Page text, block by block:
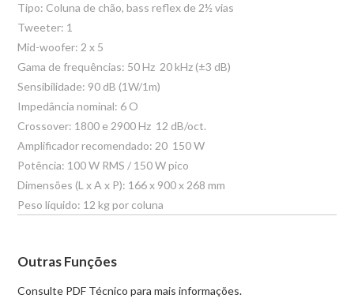
Tipo: Coluna de chão, bass reflex de 2½ vias
Tweeter: 1
Mid-woofer: 2 x 5
Gama de frequências: 50 Hz  20 kHz (±3 dB)
Sensibilidade: 90 dB (1W/1m)
Impedância nominal: 6 O
Crossover: 1800 e 2900 Hz  12 dB/oct.
Amplificador recomendado: 20  150 W
Potência: 100 W RMS / 150 W pico
Dimensões (L x A x P): 166 x 900 x 268 mm
Peso líquido: 12 kg por coluna
Outras Funções
Consulte PDF Técnico para mais informações.